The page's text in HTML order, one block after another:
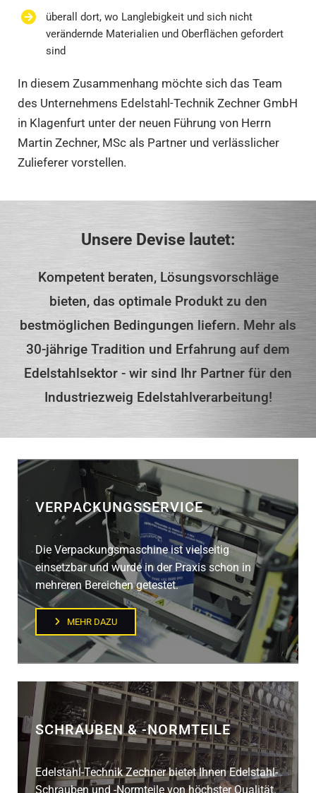
überall dort, wo Langlebigkeit und sich nicht
verändernde Materialien und Oberflächen gefordert
sind
In diesem Zusammenhang möchte sich das Team
des Unternehmens Edelstahl-Technik Zechner GmbH
in Klagenfurt unter der neuen Führung von Herrn
Martin Zechner, MSc als Partner und verlässlicher
Zulieferer vorstellen.
Unsere Devise lautet:
Kompetent beraten, Lösungsvorschläge
bieten, das optimale Produkt zu den
bestmöglichen Bedingungen liefern. Mehr als
30-jährige Tradition und Erfahrung auf dem
Edelstahlsektor - wir sind Ihr Partner für den
Industriezweig Edelstahlverarbeitung!
VERPACKUNGSSERVICE
Die Verpackungsmaschine ist vielseitig
einsetzbar und wurde in der Praxis schon in
mehreren Bereichen getestet.
MEHR DAZU
SCHRAUBEN & -NORMTEILE
Edelstahl-Technik Zechner bietet Ihnen Edelstahl-
Schrauben und -Normteile von höchster Qualität.